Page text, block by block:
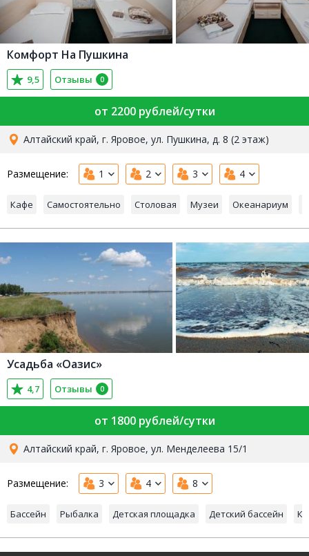
Комфорт На Пушкина
9,5 Отзывы 0
от 2200 рублей/сутки
Алтайский край, г. Яровое, ул. Пушкина, д. 8 (2 этаж)
Размещение: 1 2 3 4
Кафе Самостоятельно Столовая Музеи Океанариум
Усадьба «Оазис»
4,7 Отзывы 0
от 1800 рублей/сутки
Алтайский край, г. Яровое, ул. Менделеева 15/1
Размещение: 3 4 8
Бассейн Рыбалка Детская площадка Детский бассейн